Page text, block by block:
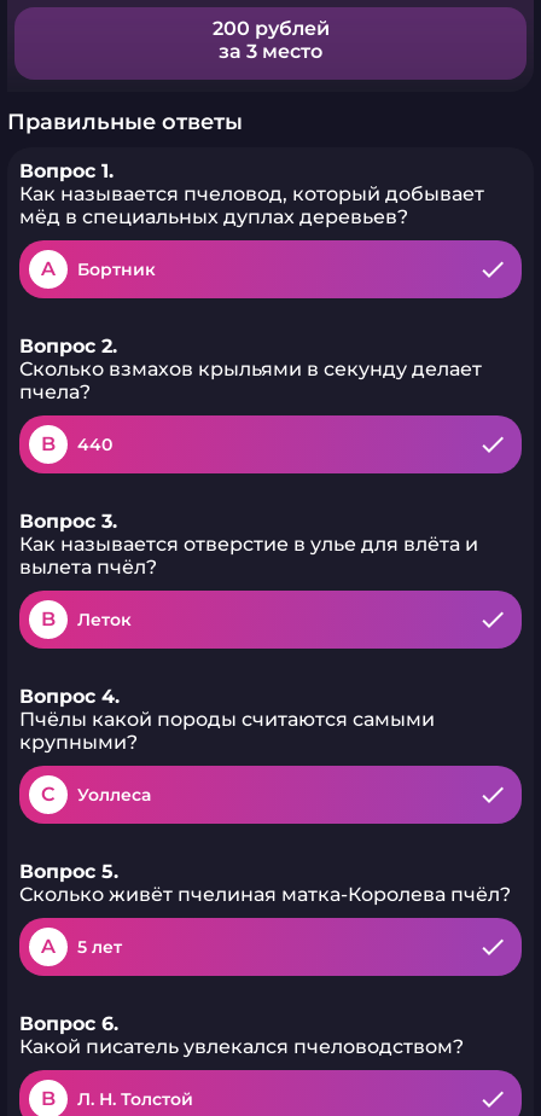
200 рублей
за 3 место
Правильные ответы
Вопрос 1.
Как называется пчеловод, который добывает
мёд в специальных дуплах деревьев?
A Бортник
Вопрос 2.
Сколько взмахов крыльями в секунду делает
пчела?
B 440
Вопрос 3.
Как называется отверстие в улье для влёта и
вылета пчёл?
B Леток
Вопрос 4.
Пчёлы какой породы считаются самыми
крупными?
C Уоллеса
Вопрос 5.
Сколько живёт пчелиная матка-Королева пчёл?
A 5 лет
Вопрос 6.
Какой писатель увлекался пчеловодством?
B Л. Н. Толстой